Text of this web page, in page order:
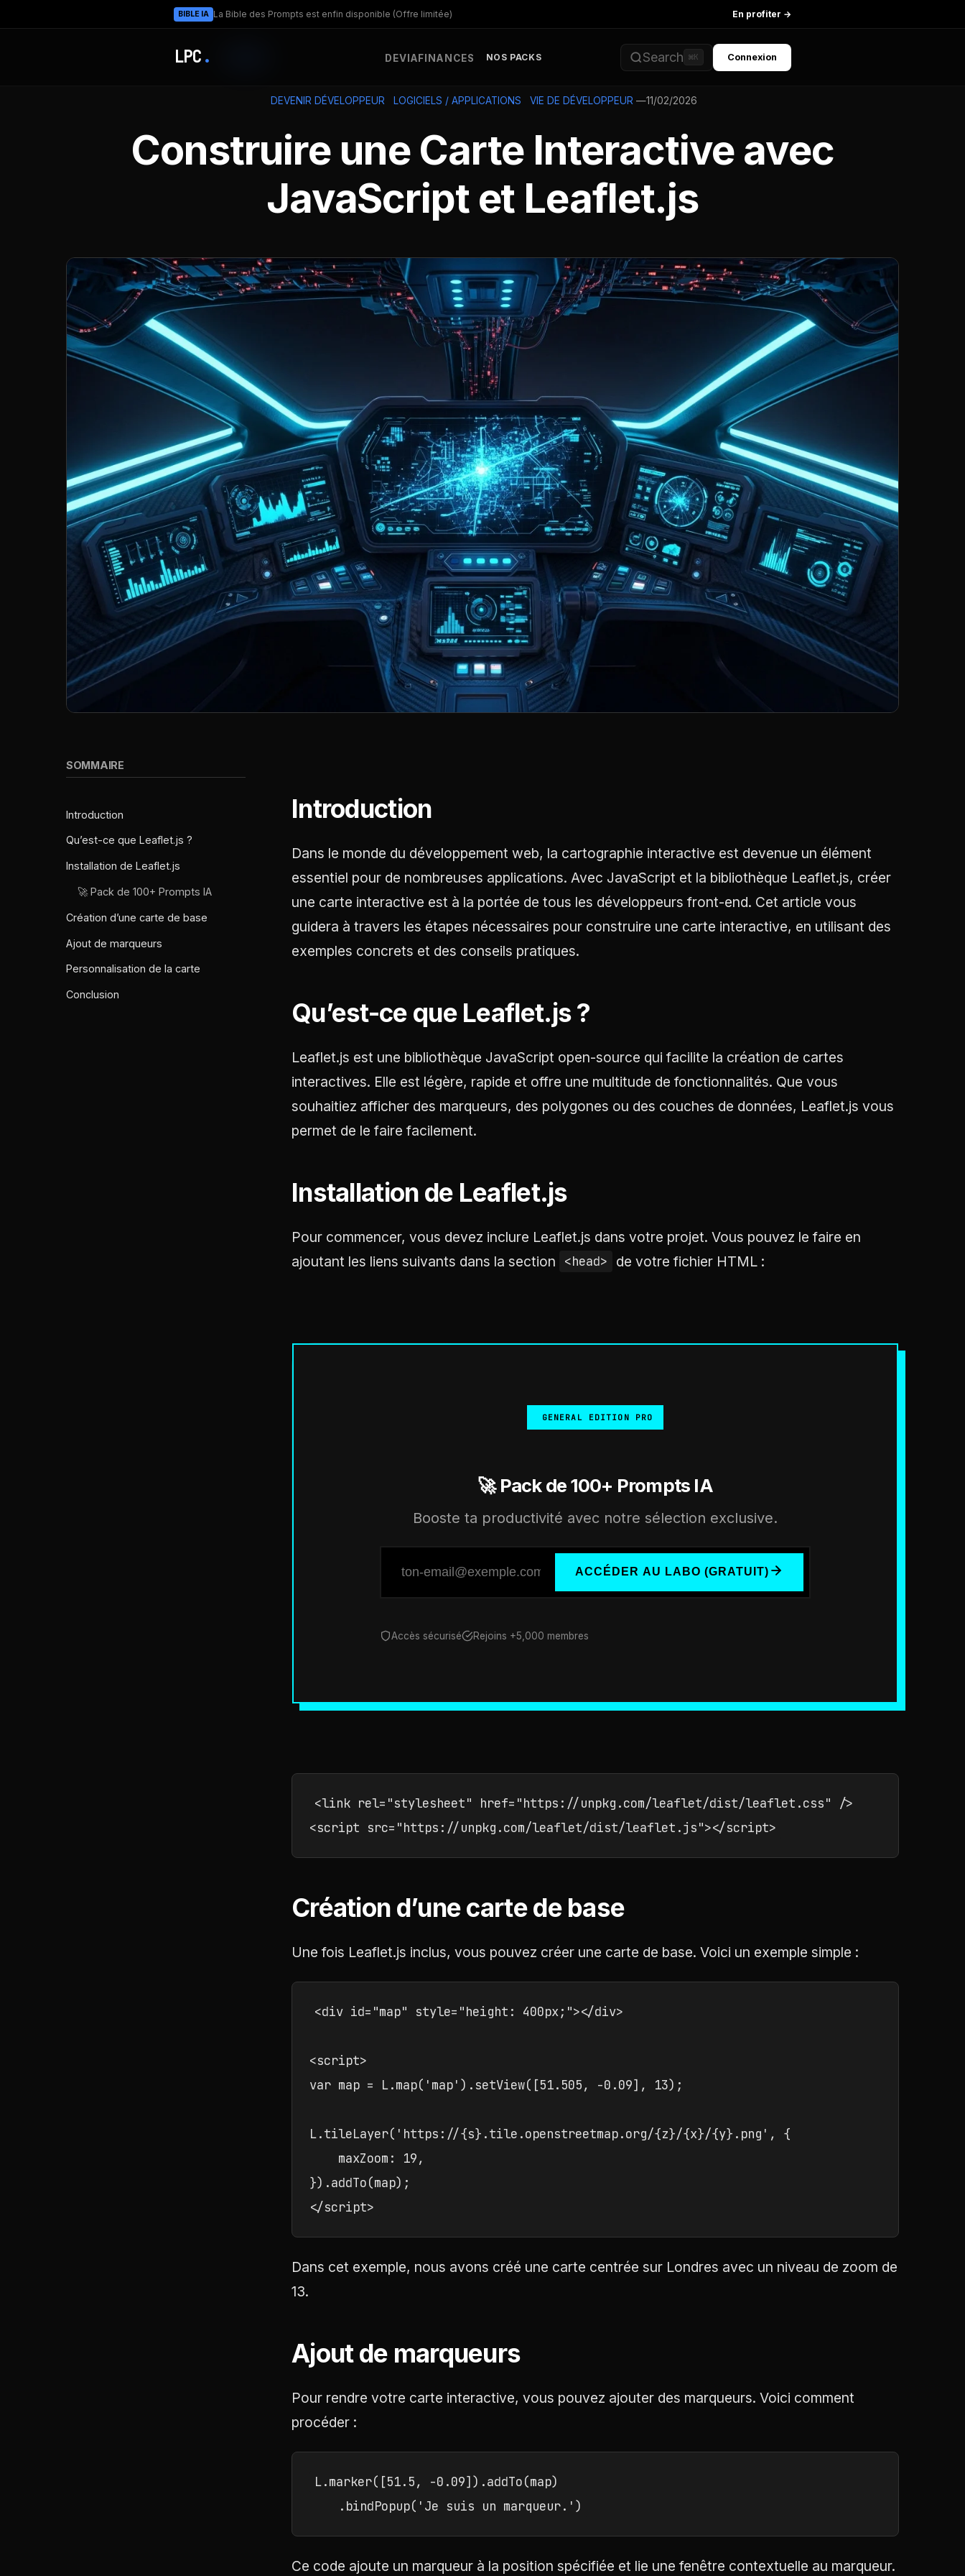
BIBLE IA La Bible des Prompts est enfin disponible (Offre limitée) En profiter →
LPC . DEVIAFINANCES NOS PACKS Search ⌘K Connexion
DEVENIR DÉVELOPPEUR LOGICIELS / APPLICATIONS VIE DE DÉVELOPPEUR —11/02/2026
Construire une Carte Interactive avec
JavaScript et Leaflet.js
SOMMAIRE
Introduction
Qu’est-ce que Leaflet.js ?
Installation de Leaflet.js
🚀 Pack de 100+ Prompts IA
Création d’une carte de base
Ajout de marqueurs
Personnalisation de la carte
Conclusion
Introduction
Dans le monde du développement web, la cartographie interactive est devenue un élément
essentiel pour de nombreuses applications. Avec JavaScript et la bibliothèque Leaflet.js, créer
une carte interactive est à la portée de tous les développeurs front-end. Cet article vous
guidera à travers les étapes nécessaires pour construire une carte interactive, en utilisant des
exemples concrets et des conseils pratiques.
Qu’est-ce que Leaflet.js ?
Leaflet.js est une bibliothèque JavaScript open-source qui facilite la création de cartes
interactives. Elle est légère, rapide et offre une multitude de fonctionnalités. Que vous
souhaitiez afficher des marqueurs, des polygones ou des couches de données, Leaflet.js vous
permet de le faire facilement.
Installation de Leaflet.js
Pour commencer, vous devez inclure Leaflet.js dans votre projet. Vous pouvez le faire en
ajoutant les liens suivants dans la section
<head> de votre fichier HTML :
GENERAL EDITION PRO
🚀 Pack de 100+ Prompts IA
Booste ta productivité avec notre sélection exclusive.
ACCÉDER AU LABO (GRATUIT)
Accès sécurisé Rejoins +5,000 membres
<link rel="stylesheet" href="https://unpkg.com/leaflet/dist/leaflet.css" />
<script src="https://unpkg.com/leaflet/dist/leaflet.js"></script>
Création d’une carte de base
Une fois Leaflet.js inclus, vous pouvez créer une carte de base. Voici un exemple simple :
<div id="map" style="height: 400px;"></div>
<script>
var map = L.map('map').setView([51.505, -0.09], 13);
L.tileLayer('https://{s}.tile.openstreetmap.org/{z}/{x}/{y}.png', {
    maxZoom: 19,
}).addTo(map);
</script>
Dans cet exemple, nous avons créé une carte centrée sur Londres avec un niveau de zoom de
13.
Ajout de marqueurs
Pour rendre votre carte interactive, vous pouvez ajouter des marqueurs. Voici comment
procéder :
L.marker([51.5, -0.09]).addTo(map)
    .bindPopup('Je suis un marqueur.')
Ce code ajoute un marqueur à la position spécifiée et lie une fenêtre contextuelle au marqueur.